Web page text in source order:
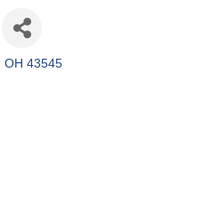
OH 43545